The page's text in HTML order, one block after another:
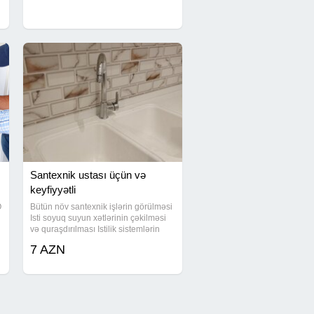
quraşdırılması. İsti
Santexnik ustası üçün və
keyfiyyətli
Bütün növ santexnik işlərin görülməsi
Isti soyuq suyun xətlərinin çəkilməsi
və quraşdırılması Istilik sistemlərin
çəkilməsi və quraşdırılması Xetlerini
7 AZN